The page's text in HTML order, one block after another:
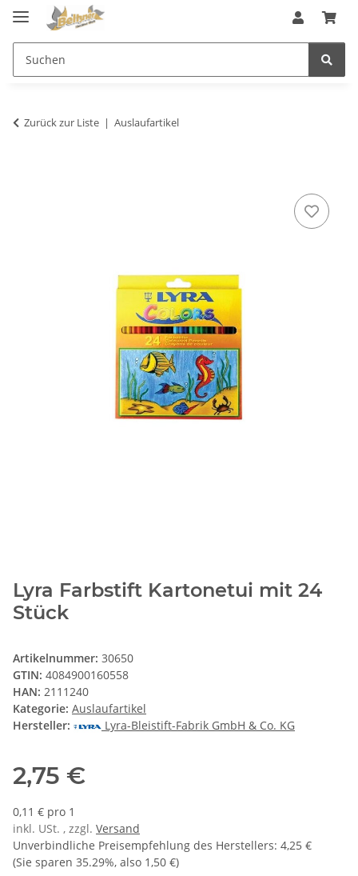
Zurück zur Liste Auslaufartikel
Lyra Farbstift Kartonetui mit 24
Stück
Artikelnummer: 30650
GTIN: 4084900160558
HAN: 2111240
Kategorie: Auslaufartikel
Hersteller:
Lyra-Bleistift-Fabrik GmbH & Co. KG
2,75 €
0,11 € pro 1
inkl. USt. , zzgl. Versand
Unverbindliche Preisempfehlung des Herstellers: 4,25 €
(Sie sparen 35.29%, also 1,50 €)